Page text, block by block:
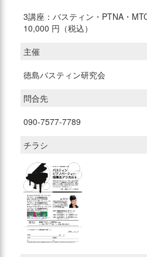
3講座：バスティン・PTNA・
10,000 円（税込）
主催
徳島バスティン研究会
問合先
090-7577-7789
チラシ